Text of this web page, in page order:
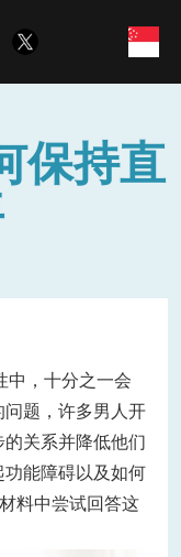
保持直
中，十分之一会
题，许多男人开
关系并降低他们
能障碍以及如何
料中尝试回答这